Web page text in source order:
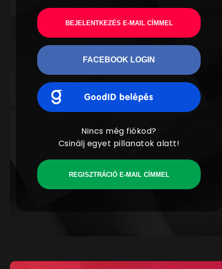
BEJELENTKEZÉS E-MAIL CÍMMEL
FACEBOOK LOGIN
Nincs még fiókod?
Csinálj egyet pillanatok alatt!
REGISZTRÁCIÓ E-MAIL CÍMMEL